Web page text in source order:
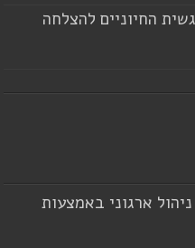
החיוניים להצלחה
ארגוני באמצעות